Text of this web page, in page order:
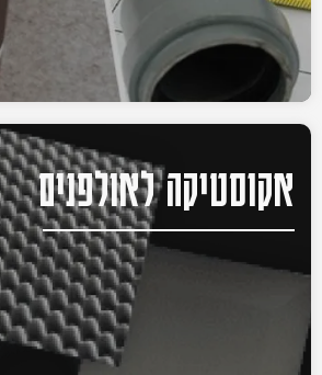
אקוסטיקה לאולפנים